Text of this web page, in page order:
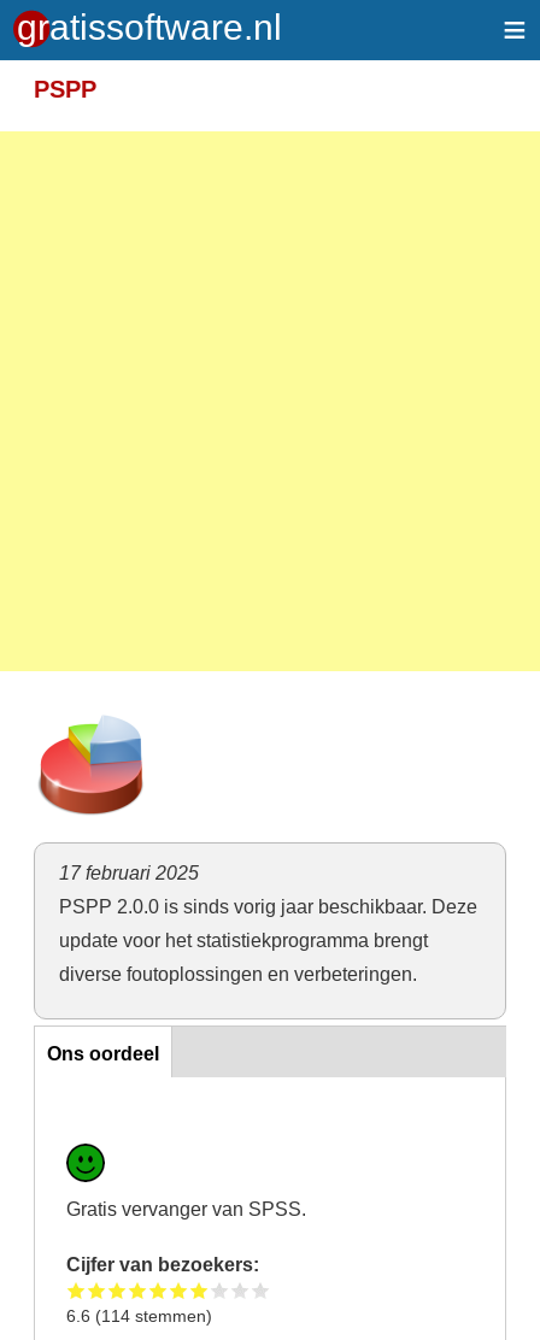
≡
PSPP
17 februari 2025
PSPP 2.0.0 is sinds vorig jaar beschikbaar. Deze
update voor het statistiekprogramma brengt
diverse foutoplossingen en verbeteringen.
Ons oordeel
Ons oordeel
Gratis vervanger van SPSS.
Cijfer van bezoekers:
6.6 (114 stemmen)